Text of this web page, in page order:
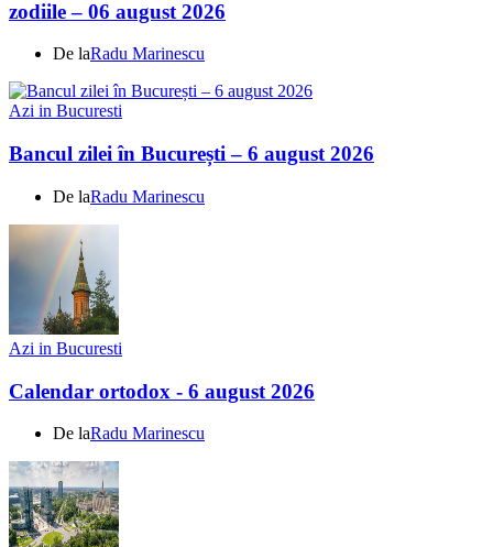
zodiile – 06 august 2026
De laRadu Marinescu
Azi in Bucuresti
Bancul zilei în București – 6 august 2026
De laRadu Marinescu
Azi in Bucuresti
Calendar ortodox - 6 august 2026
De laRadu Marinescu